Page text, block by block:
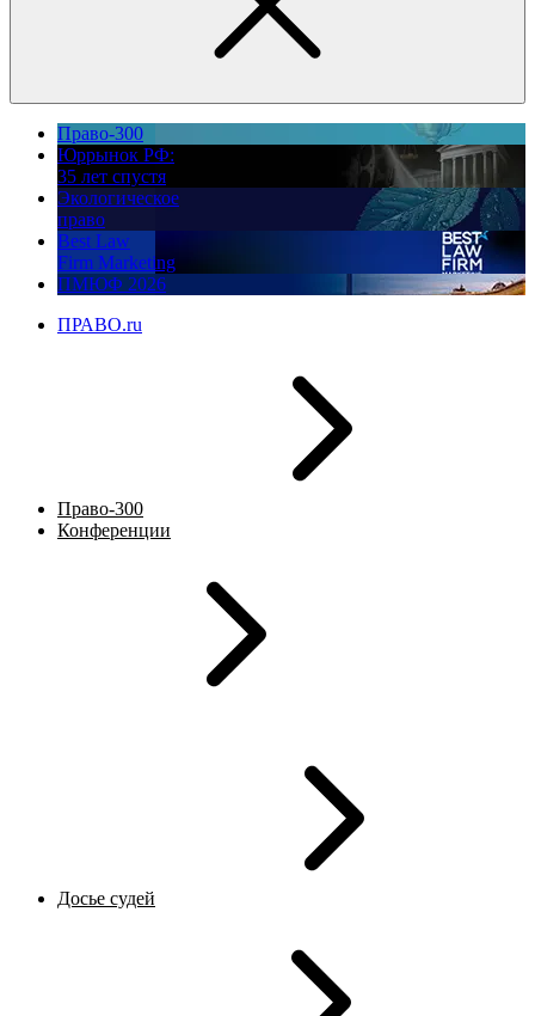
Право-300
Юррынок РФ:
35 лет спустя
Экологическое
право
Best Law
Firm Marketing
ПМЮФ 2026
ПРАВО.ru
Право-300
Конференции
Досье судей